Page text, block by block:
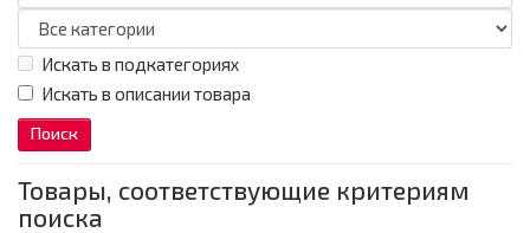
Искать в подкатегориях
Искать в описании товара
Товары, соответствующие критериям
поиска